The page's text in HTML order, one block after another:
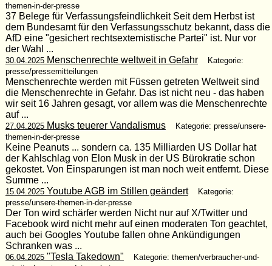
themen-in-der-presse
37 Belege für Verfassungsfeindlichkeit Seit dem Herbst ist
dem Bundesamt für den Verfassungsschutz bekannt, dass die
AfD eine "gesichert rechtsextemistische Partei" ist. Nur vor
der Wahl ...
30.04.2025Menschenrechte weltweit in Gefahr
Kategorie:
presse/pressemitteilungen
Menschenrechte werden mit Füssen getreten Weltweit sind
die Menschenrechte in Gefahr. Das ist nicht neu - das haben
wir seit 16 Jahren gesagt, vor allem was die Menschenrechte
auf ...
27.04.2025Musks teuerer Vandalismus
Kategorie: presse/unsere-
themen-in-der-presse
Keine Peanuts ... sondern ca. 135 Milliarden US Dollar hat
der Kahlschlag von Elon Musk in der US Bürokratie schon
gekostet. Von Einsparungen ist man noch weit entfernt. Diese
Summe ...
15.04.2025Youtube AGB im Stillen geändert
Kategorie:
presse/unsere-themen-in-der-presse
Der Ton wird schärfer werden Nicht nur auf X/Twitter und
Facebook wird nicht mehr auf einen moderaten Ton geachtet,
auch bei Googles Youtube fallen ohne Ankündigungen
Schranken was ...
06.04.2025"Tesla Takedown"
Kategorie: themen/verbraucher-und-